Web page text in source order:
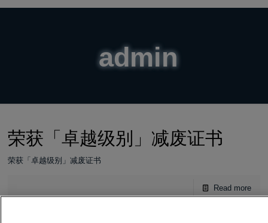
admin
荣获「卓越级别」减废证书
荣获「卓越级别」减废证书
Read more